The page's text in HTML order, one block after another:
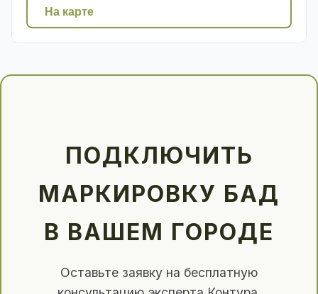
На карте
ПОДКЛЮЧИТЬ
МАРКИРОВКУ БАД
В ВАШЕМ ГОРОДЕ
Оставьте заявку на бесплатную